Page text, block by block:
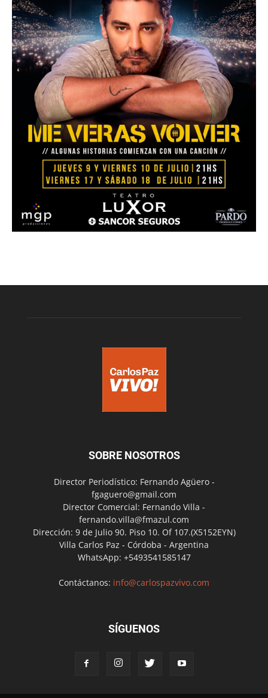
SOBRE NOSOTROS
Director Periodístico: Fernando Agüero -
fgaguero@gmail.com
Director Comercial: Fernando Villa -
fernando.villa@fmazul.com
Dirección: 9 de Julio 90. Piso 10. Of 107.(X5152EYN)
Villa Carlos Paz - Córdoba - Argentina
WhatsApp: +5493541585147
Contáctanos: info@carlospazvivo.com
SÍGUENOS